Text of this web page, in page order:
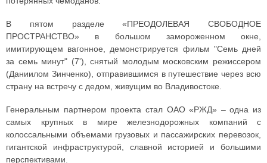
В пятом разделе «ПРЕОДОЛЕВАЯ СВОБОДНОЕ
ПРОСТРАНСТВО» в большом замороженном окне,
имитирующем вагонное, демонстрируется фильм "Семь дней
за семь минут" (7'), снятый молодым московским режиссером
(Даниилом Зинченко), отправившимся в путешествие через всю
страну на встречу с дедом, живущим во Владивостоке.
Генеральным партнером проекта стал ОАО «РЖД» – одна из
самых крупных в мире железнодорожных компаний с
колоссальными объемами грузовых и пассажирских перевозок,
гигантской инфраструктурой, славной историей и большими
перспективами.